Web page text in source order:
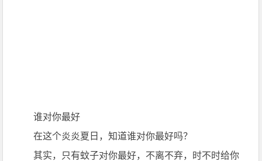
谁对你最好
在这个炎炎夏日，知道谁对你最好吗？
其实，只有蚊子对你最好，不离不弃，时不时给你